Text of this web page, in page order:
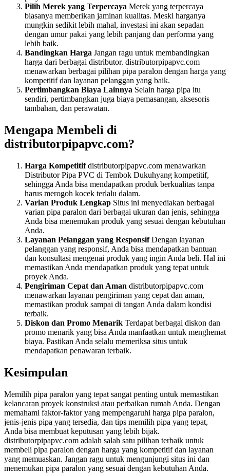
Pilih Merek yang Terpercaya Merek yang terpercaya
biasanya memberikan jaminan kualitas. Meski harganya
mungkin sedikit lebih mahal, investasi ini akan sepadan
dengan umur pakai yang lebih panjang dan performa yang
lebih baik.
Bandingkan Harga Jangan ragu untuk membandingkan
harga dari berbagai distributor. distributorpipapvc.com
menawarkan berbagai pilihan pipa paralon dengan harga yang
kompetitif dan layanan pelanggan yang baik.
Pertimbangkan Biaya Lainnya Selain harga pipa itu
sendiri, pertimbangkan juga biaya pemasangan, aksesoris
tambahan, dan perawatan.
Mengapa Membeli di
distributorpipapvc.com?
Harga Kompetitifdistributorpipapvc.com menawarkan
Distributor Pipa PVC di Tembok Dukuhyang kompetitif,
sehingga Anda bisa mendapatkan produk berkualitas tanpa
harus merogoh kocek terlalu dalam.
Varian Produk Lengkap Situs ini menyediakan berbagai
varian pipa paralon dari berbagai ukuran dan jenis, sehingga
Anda bisa menemukan produk yang sesuai dengan kebutuhan
Anda.
Layanan Pelanggan yang ResponsifDengan layanan
pelanggan yang responsif, Anda bisa mendapatkan bantuan
dan konsultasi mengenai produk yang ingin Anda beli. Hal ini
memastikan Anda mendapatkan produk yang tepat untuk
proyek Anda.
Pengiriman Cepat dan Aman distributorpipapvc.com
menawarkan layanan pengiriman yang cepat dan aman,
memastikan produk sampai di tangan Anda dalam kondisi
terbaik.
Diskon dan Promo Menarik Terdapat berbagai diskon dan
promo menarik yang bisa Anda manfaatkan untuk menghemat
biaya. Pastikan Anda selalu memeriksa situs untuk
mendapatkan penawaran terbaik.
Kesimpulan
Memilih pipa paralon yang tepat sangat penting untuk memastikan
kelancaran proyek konstruksi atau perbaikan rumah Anda. Dengan
memahami faktor-faktor yang mempengaruhi harga pipa paralon,
jenis-jenis pipa yang tersedia, dan tips memilih pipa yang tepat,
Anda bisa membuat keputusan yang lebih bijak.
distributorpipapvc.com adalah salah satu pilihan terbaik untuk
membeli pipa paralon dengan harga yang kompetitif dan layanan
yang memuaskan. Jangan ragu untuk mengunjungi situs ini dan
menemukan pipa paralon yang sesuai dengan kebutuhan Anda.